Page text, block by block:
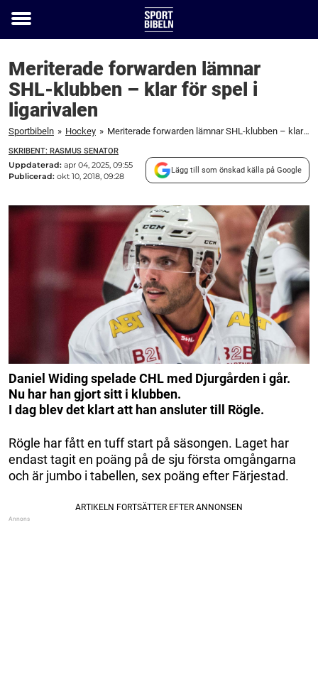
Toggle
Meriterade forwarden lämnar
SHL-klubben – klar för spel i
ligarivalen
Sportbibeln » Hockey » Meriterade forwarden lämnar SHL-klubben – klar för spel i ligarivalen
SKRIBENT: RASMUS SENATOR
Uppdaterad: apr 04, 2025, 09:55
Publicerad: okt 10, 2018, 09:28
Lägg till som önskad källa på Google
Daniel Widing spelade CHL med Djurgården i går.
Nu har han gjort sitt i klubben.
I dag blev det klart att han ansluter till Rögle.
Rögle har fått en tuff start på säsongen. Laget har
endast tagit en poäng på de sju första omgångarna
och är jumbo i tabellen, sex poäng efter Färjestad.